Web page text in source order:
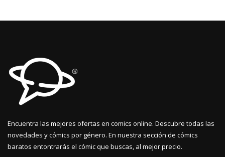
Encuentra las mejores ofertas en comics online. Descubre todas las
novedades y cómics por género. En nuestra sección de cómics
baratos entontrarás el cómic que buscas, al mejor precio.